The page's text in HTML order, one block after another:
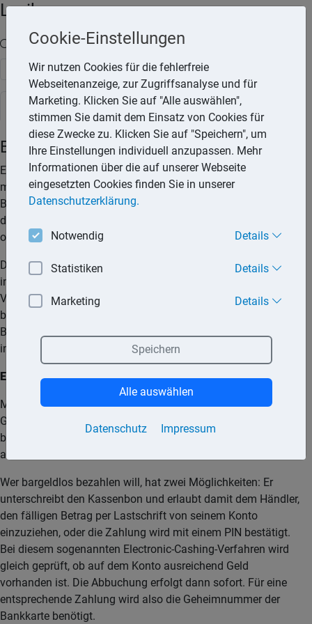
Lexika
Volltext-Suche in den Lexika
Suchen
Rechtslexikon
Bankkarte
Eine Bankkarte ist eine kleinformatige Karte aus Kunststoff
mit integriertem Magnetstreifen und/oder Chip, die von einer
Bank oder Sparkasse ausgegeben wird. Sie enthält das Logo
des ausgebenden Geldinstituts. Die Bankkarte kann mit oder
ohne Bezahlungsfunktion ausgestattet sein.
Der Inhaber der Bankkarte mit reiner Zahlungsfunktion kann
in Verbindung mit einer PIN Geld am Geldautomaten oder in
Verbindung mit PIN, Ausweis und Unterschrift am Schalter
bei der jeweiligen Bank oder Sparkasse Geld abheben. Reine
Bankkarten sind heute eher selten. Mit ihnen können
insbesondere Kontoauszüge ausgedruckt werden.
Einsatzmöglichkeiten
Mit der Geheimnummer der Bankkarte kann sich an einem
Geldausgabeautomaten, einem Kontoauszugsdrucker oder
bei der bargeldlosen Bezahlung mit der Bankkarte
authentifizieren.
Wer bargeldlos bezahlen will, hat zwei Möglichkeiten: Er
unterschreibt den Kassenbon und erlaubt damit dem Händler,
den fälligen Betrag per Lastschrift von seinem Konto
einzuziehen, oder die Zahlung wird mit einem PIN bestätigt.
Bei diesem sogenannten Electronic-Cashing-Verfahren wird
gleich geprüft, ob auf dem Konto ausreichend Geld
vorhanden ist. Die Abbuchung erfolgt dann sofort. Für eine
entsprechende Zahlung wird also die Geheimnummer der
Bankkarte benötigt.
Cookie-Einstellungen
Wir nutzen Cookies für die fehlerfreie
Webseitenanzeige, zur Zugriffsanalyse und für
Marketing. Klicken Sie auf "Alle auswählen",
stimmen Sie damit dem Einsatz von Cookies für
diese Zwecke zu. Klicken Sie auf "Speichern", um
Ihre Einstellungen individuell anzupassen. Mehr
Informationen über die auf unserer Webseite
eingesetzten Cookies finden Sie in unserer
Datenschutzerklärung.
Notwendig Details
Statistiken Details
Marketing Details
Datenschutz Impressum
Speichern
Alle auswählen